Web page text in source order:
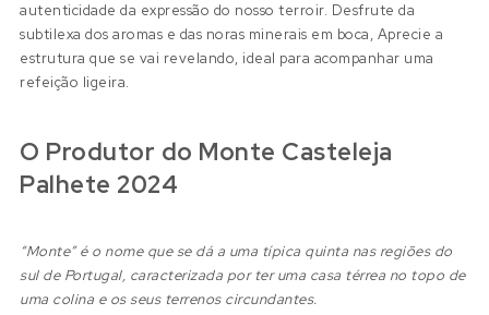
autenticidade da expressão do nosso terroir. Desfrute da
subtilexa dos aromas e das noras minerais em boca, Aprecie a
estrutura que se vai revelando, ideal para acompanhar uma
refeição ligeira.
O Produtor do Monte Casteleja
Palhete 2024
“Monte” é o nome que se dá a uma típica quinta nas regiões do
sul de Portugal, caracterizada por ter uma casa térrea no topo de
uma colina e os seus terrenos circundantes.